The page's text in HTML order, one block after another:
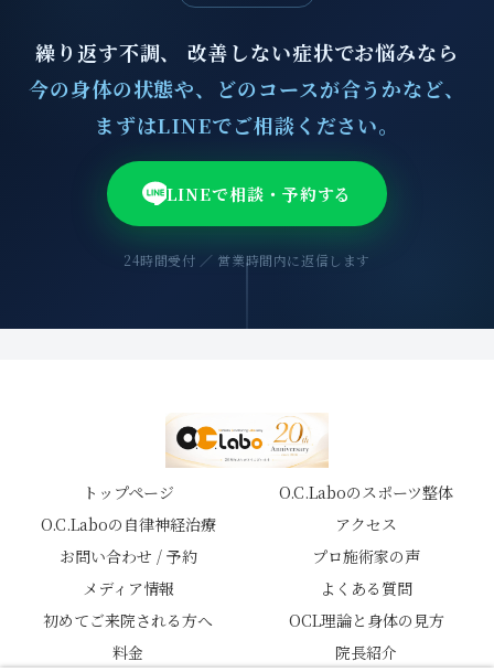
繰り返す不調、 改善しない症状でお悩みなら
今の身体の状態や、どのコースが合うかなど、
まずはLINEでご相談ください。
LINEで相談・予約する
24時間受付 ／ 営業時間内に返信します
トップページ
O.C.Laboのスポーツ整体
O.C.Laboの自律神経治療
アクセス
お問い合わせ / 予約
プロ施術家の声
メディア情報
よくある質問
初めてご来院される方へ
OCL理論と身体の見方
料金
院長紹介